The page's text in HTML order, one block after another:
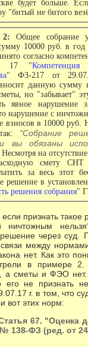
будет больше.
"битый не битого
Общее собрание
10000 руб. в
согласно
17 "
" ФЗ-217 от
данную сумму
но "забывает"
явное нарушение
нарушение с
взносов в 10000 руб.
"Собрание
вы обязаны
Несмотря на
смету
за весь этот
решение в
решения собрания"
если признать
ничтожным
через суд.
между
нет. Как это
в примере 2.
а сметы и ФЭО
его не признать
г. в том, что
вот этих норм:
67. "Оценка
№ 138-ФЗ (ред. от